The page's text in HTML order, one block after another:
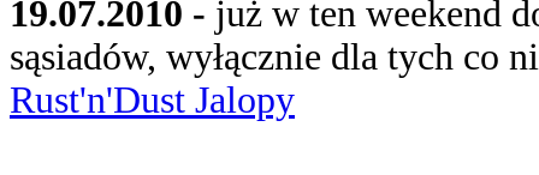
19.07.2010 - już w ten weekend
sąsiadów, wyłącznie dla tych co
Rust'n'Dust Jalopy